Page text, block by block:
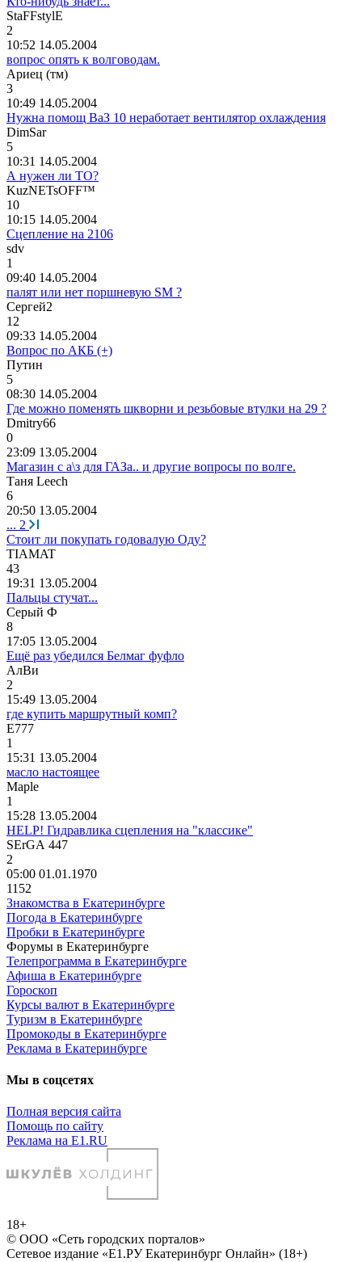
StaFFstylE
2
10:52 14.05.2004
вопрос опять к волговодам.
Ариец (тм)
3
10:49 14.05.2004
Нужна помощ ВаЗ 10 неработает вентилятор охлаждения
DimSar
5
10:31 14.05.2004
А нужен ли ТО?
KuzNETsOFF™
10
10:15 14.05.2004
Сцепление на 2106
sdv
1
09:40 14.05.2004
палят или нет поршневую SM ?
Сергей2
12
09:33 14.05.2004
Вопрос по АКБ (+)
Путин
5
08:30 14.05.2004
Где можно поменять шкворни и резьбовые втулки на 29 ?
Dmitry66
0
23:09 13.05.2004
Магазин с а\з для ГАЗа.. и другие вопросы по волге.
Таня Leech
6
20:50 13.05.2004
... 2
Стоит ли покупать годовалую Оду?
TIAMAT
43
19:31 13.05.2004
Пальцы стучат...
Серый Ф
8
17:05 13.05.2004
Ещё раз убедился Белмаг фуфло
АлВи
2
15:49 13.05.2004
где купить маршрутный комп?
E777
1
15:31 13.05.2004
масло настоящее
Maple
1
15:28 13.05.2004
HELP! Гидравлика сцепления на "классике"
SErGA 447
2
05:00 01.01.1970
1152
Знакомства в Екатеринбурге
Погода в Екатеринбурге
Пробки в Екатеринбурге
Форумы в Екатеринбурге
Телепрограмма в Екатеринбурге
Афиша в Екатеринбурге
Гороскоп
Курсы валют в Екатеринбурге
Туризм в Екатеринбурге
Промокоды в Екатеринбурге
Реклама в Екатеринбурге
Мы в соцсетях
Полная версия сайта
Помощь по сайту
Реклама на E1.RU
18+
© ООО «Сеть городских порталов»
Сетевое издание «Е1.РУ Екатеринбург Онлайн» (18+)